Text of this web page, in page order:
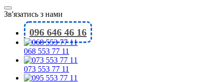
Зв'язатись з нами
096 646 46 16
068 553 77 11
073 553 77 11